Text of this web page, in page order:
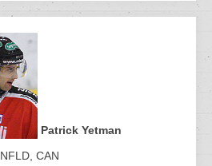
Patrick Yetman
CAN